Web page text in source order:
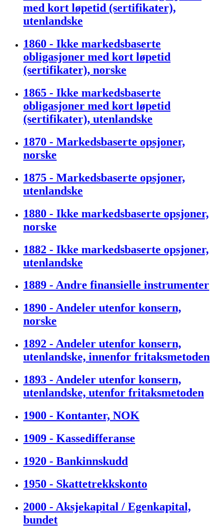
med kort løpetid (sertifikater),
utenlandske
1860 - Ikke markedsbaserte
obligasjoner med kort løpetid
(sertifikater), norske
1865 - Ikke markedsbaserte
obligasjoner med kort løpetid
(sertifikater), utenlandske
1870 - Markedsbaserte opsjoner,
norske
1875 - Markedsbaserte opsjoner,
utenlandske
1880 - Ikke markedsbaserte opsjoner,
norske
1882 - Ikke markedsbaserte opsjoner,
utenlandske
1889 - Andre finansielle instrumenter
1890 - Andeler utenfor konsern,
norske
1892 - Andeler utenfor konsern,
utenlandske, innenfor fritaksmetoden
1893 - Andeler utenfor konsern,
utenlandske, utenfor fritaksmetoden
1900 - Kontanter, NOK
1909 - Kassedifferanse
1920 - Bankinnskudd
1950 - Skattetrekkskonto
2000 - Aksjekapital / Egenkapital,
bundet